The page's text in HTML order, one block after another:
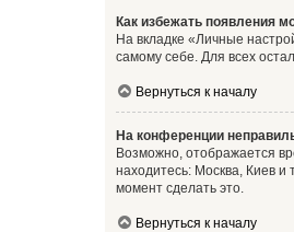
Как избежать появления
На вкладке «Личные
самому себе. Для всех
Вернуться к началу
На конференции
Возможно, отображается
находитесь: Москва, Киев и
момент сделать это.
Вернуться к началу